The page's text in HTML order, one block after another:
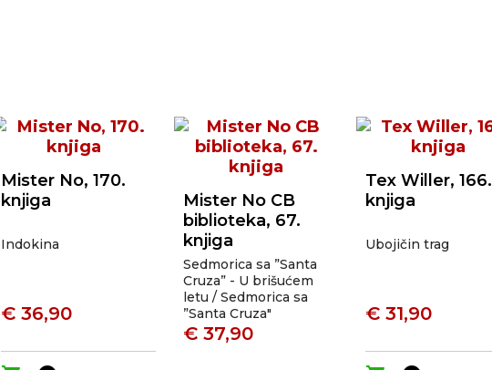
Mister No, 170.
knjiga
Indokina
€ 36,90
Mister No CB
biblioteka, 67.
knjiga
Sedmorica sa ”Santa
Cruza” - U brišućem
letu / Sedmorica sa
”Santa Cruza"
€ 37,90
Tex Willer, 166.
knjiga
Ubojičin trag
€ 31,90